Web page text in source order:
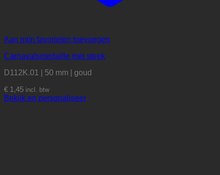
Aan mijn favorieten toevoegen
Carnavalsmedaille met steek
D112K.01 | 50 mm | goud
€ 1,45 incl. btw
Bekijk en personaliseer